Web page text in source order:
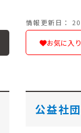
情報更新日：
お気に入
公益社